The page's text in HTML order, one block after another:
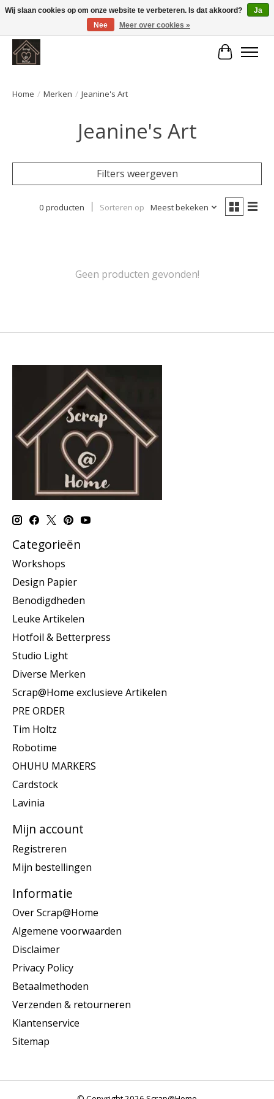
Large selection of products and fast shipping!
Home / Merken / Jeanine's Art
Jeanine's Art
Filters weergeven
0 producten Sorteren op Meest bekeken
Geen producten gevonden!
Categorieën
Workshops
Design Papier
Benodigdheden
Leuke Artikelen
Hotfoil & Betterpress
Studio Light
Diverse Merken
Scrap@Home exclusieve Artikelen
PRE ORDER
Tim Holtz
Robotime
OHUHU MARKERS
Cardstock
Lavinia
Mijn account
Registreren
Mijn bestellingen
Informatie
Over Scrap@Home
Algemene voorwaarden
Disclaimer
Privacy Policy
Betaalmethoden
Verzenden & retourneren
Klantenservice
Sitemap
Wij slaan cookies op om onze website te verbeteren. Is dat akkoord?
Ja
Nee
Meer over cookies »